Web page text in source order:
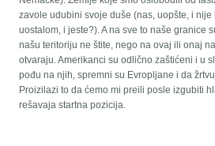
zavole udubini svoje duše (nas, uopšte, i nije
uostalom, i jeste?). A na sve to naše granice
našu teritoriju ne štite, nego na ovaj ili onaj
otvaraju. Amerikanci su odlično zaštićeni i u
pođu na njih, spremni su Evropljane i da
Proizilazi to da ćemo mi preili posle izgubiti
rešavaja startna pozicija.